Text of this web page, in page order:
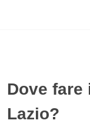
Dove fare
Lazio?